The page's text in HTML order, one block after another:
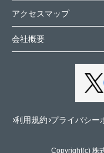
アクセスマップ
会社概要
利用規約 プライバシー
Copyright(c) 株